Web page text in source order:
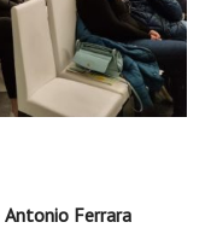
Antonio Ferrara